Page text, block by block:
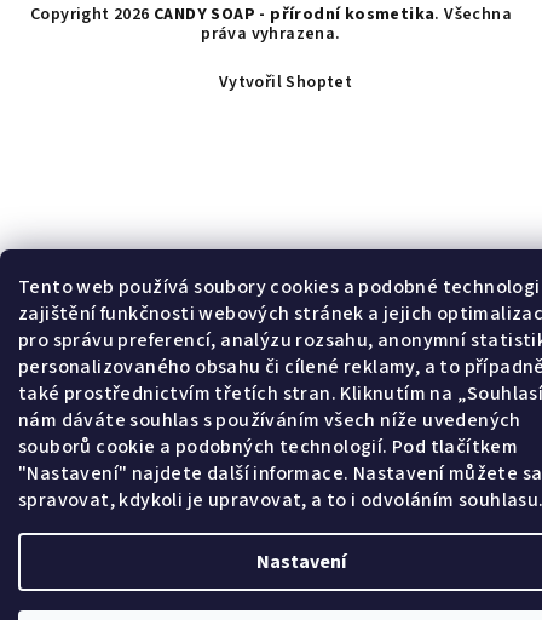
Tento web používá soubory cookies a podobné
zajištění funkčnosti webových stránek a jejich
pro správu preferencí, analýzu rozsahu, anonymní
personalizovaného obsahu či cílené reklamy, a to
také prostřednictvím třetích stran. Kliknutím na
nám dáváte souhlas s používáním všech níže uvedených
souborů cookie a podobných technologií. Pod tlačítkem
"Nastavení" najdete další informace. Nastavení můžete
spravovat, kdykoli je upravovat, a to i odvoláním
Nastavení
Copyright 2026 CANDY SOAP - přírodní kosmetika. Všechna
práva vyhrazena.
Vytvořil Shoptet